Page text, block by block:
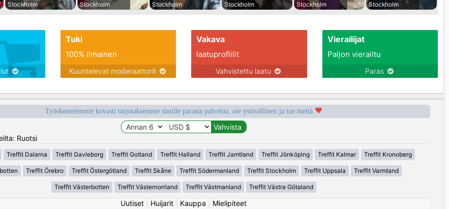
Stockholm
Stockholm
Stockholm
Stockholm
Stockholm
Stockholm
Tuki
100% ilmainen
Kuuntelevat moderaattorit
Vakava
laatuprofiilit
Vahvistettu laatu
Vierailijat
Paljon vierailtu
Paras
Työskentelemme kovasti tarjotaksemme sinulle parasta palvelua, ole ystävällinen ja tue meitä
Ruotsi
Treffit Dalarna Treffit Gavleborg Treffit Gotland Treffit Halland Treffit Jamtland Treffit Jönköping Treffit Kalmar Treffit Kronoberg
Treffit Örebro Treffit Östergötland Treffit Skåne Treffit Södermanland Treffit Stockholm Treffit Uppsala Treffit Varmland
Treffit Västerbotten Treffit Västernorrland Treffit Västmanland Treffit Västra Götaland
Uutiset Huijarit Kauppa Mielipiteet